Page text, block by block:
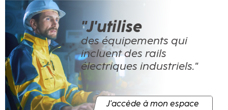
"J'utilise
des équipements qui
incluent des rails
électriques industriels."
J'accède à mon espace